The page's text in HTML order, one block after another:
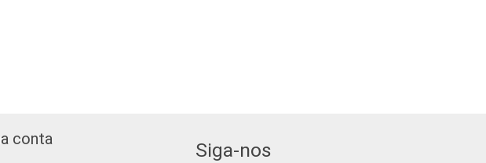
conta Siga-nos